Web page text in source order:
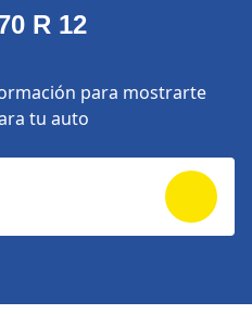
R 12
para mostrarte
tu auto